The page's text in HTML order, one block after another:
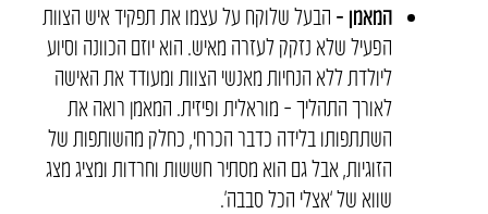
המאמן – הבעל שלוקח על עצמו את תפקיד איש הצוות
הפעיל שלא נזקק לעזרה מאיש. הוא יוזם הכוונה וסיוע
ליולדת ללא הנחיות מאנשי הצוות ומעודד את האישה
לאורך התהליך – מוראלית ופיזית. המאמן רואה את
השתתפותו בלידה כדבר הכרחי, כחלק מהשותפות של
הזוגיות, אבל גם הוא מסתיר חששות וחרדות ומציג מצג
שווא של ‘אצלי הכל סבבה’.